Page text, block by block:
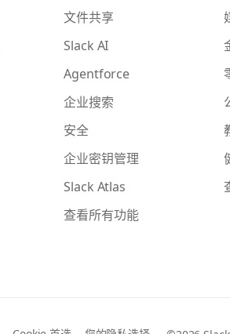
文件共享
Slack AI
Agentforce
企业搜索
安全
企业密钥管理
Slack Atlas
查看所有功能